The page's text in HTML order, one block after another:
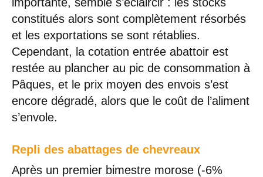
constitués alors sont complètement résorbés
et les exportations se sont rétablies.
Cependant, la cotation entrée abattoir est
restée au plancher au pic de consommation à
Pâques, et le prix moyen des envois s’est
encore dégradé, alors que le coût de l’aliment
s’envole.
Repli des abattages de chevreaux
Après un premier bimestre morose (-6%